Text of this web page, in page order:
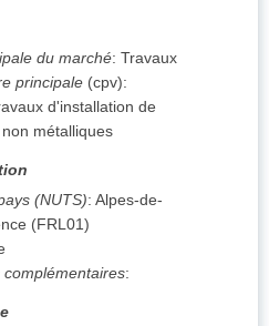
du marché: Travaux
principale (cpv):
d'installation de
métalliques
(NUTS): Alpes-de-
(FRL01)
: